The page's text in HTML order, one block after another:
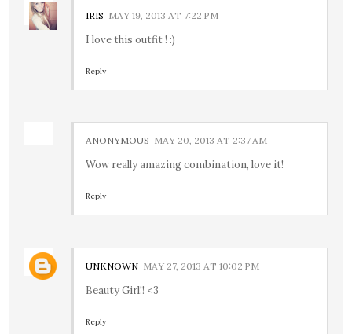
IRIS MAY 19, 2013 AT 7:22 PM
I love this outfit ! :)
Reply
ANONYMOUS MAY 20, 2013 AT 2:37 AM
Wow really amazing combination, love it!
Reply
UNKNOWN MAY 27, 2013 AT 10:02 PM
Beauty Girl!! <3
Reply